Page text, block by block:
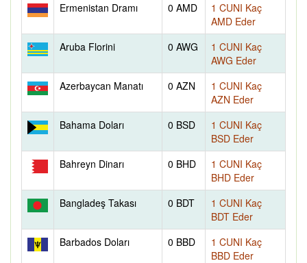
Ermenistan Dramı
0 AMD
1 CUNI Kaç
AMD Eder
Aruba Florini
0 AWG
1 CUNI Kaç
AWG Eder
Azerbaycan Manatı
0 AZN
1 CUNI Kaç
AZN Eder
Bahama Doları
0 BSD
1 CUNI Kaç
BSD Eder
Bahreyn Dinarı
0 BHD
1 CUNI Kaç
BHD Eder
Bangladeş Takası
0 BDT
1 CUNI Kaç
BDT Eder
Barbados Doları
0 BBD
1 CUNI Kaç
BBD Eder